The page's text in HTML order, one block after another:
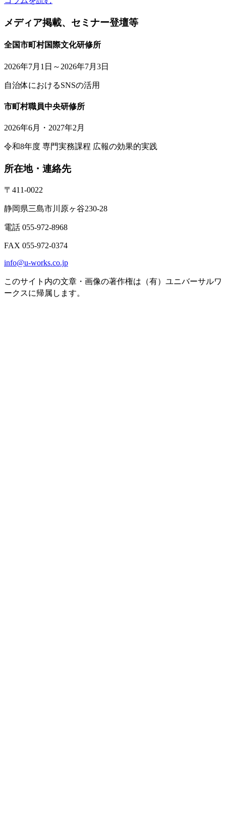
メディア掲載、セミナー登壇等
全国市町村国際文化研修所
2026年7月1日～2026年7月3日
自治体におけるSNSの活用
市町村職員中央研修所
2026年6月・2027年2月
令和8年度 専門実務課程 広報の効果的実践
所在地・連絡先
〒411-0022
静岡県三島市川原ヶ谷230-28
電話 055-972-8968
FAX 055-972-0374
info@u-works.co.jp
このサイト内の文章・画像の著作権は（有）ユニバーサルワ
ークスに帰属します。